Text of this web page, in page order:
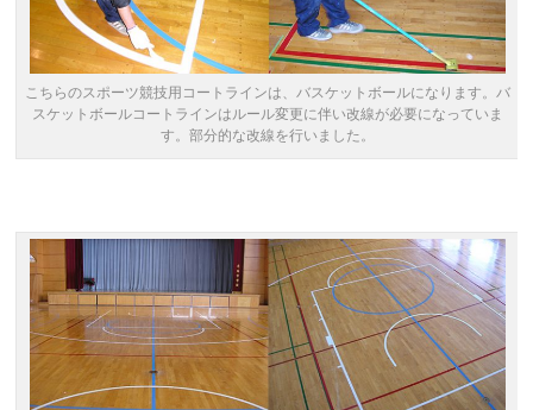
こちらのスポーツ競技用コートラインは、バスケットボールになります。バ
スケットボールコートラインはルール変更に伴い改線が必要になっていま
す。部分的な改線を行いました。